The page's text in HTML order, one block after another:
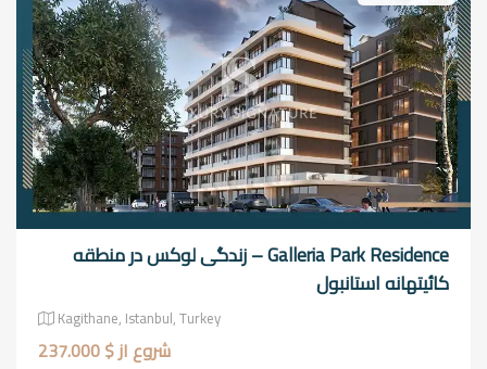
Galleria Park Residence – زندگی لوکس در منطقه
کائیتهانه استانبول
Kagithane, Istanbul, Turkey
شروع از $ 237.000